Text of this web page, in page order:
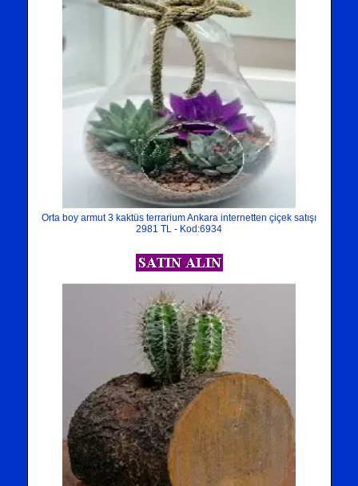
Orta boy armut 3 kaktüs terrarium Ankara internetten çiçek satışı
2981 TL - Kod:6934